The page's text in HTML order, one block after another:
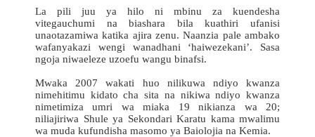
La pili juu ya hilo ni mbinu za kuendesha
vitegauchumi na biashara bila kuathiri ufanisi
unaotazamiwa katika ajira zenu. Naanzia pale ambako
wafanyakazi wengi wanadhani ‘haiwezekani’. Sasa
ngoja niwaeleze uzoefu wangu binafsi.
Mwaka 2007 wakati huo nilikuwa ndiyo kwanza
nimehitimu kidato cha sita na nikiwa ndiyo kwanza
nimetimiza umri wa miaka 19 nikianza wa 20;
niliajiriwa Shule ya Sekondari Karatu kama mwalimu
wa muda kufundisha masomo ya Baiolojia na Kemia.